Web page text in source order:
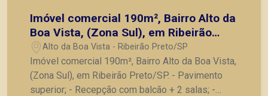
Imóvel comercial 190m², Bairro Alto da
Boa Vista, (Zona Sul), em Ribeirão
Preto/SP.
Alto da Boa Vista - Ribeirão Preto/SP
Imóvel comercial 190m², Bairro Alto da Boa Vista,
(Zona Sul), em Ribeirão Preto/SP. - Pavimento
superior; - Recepção com balcão + 2 salas; -